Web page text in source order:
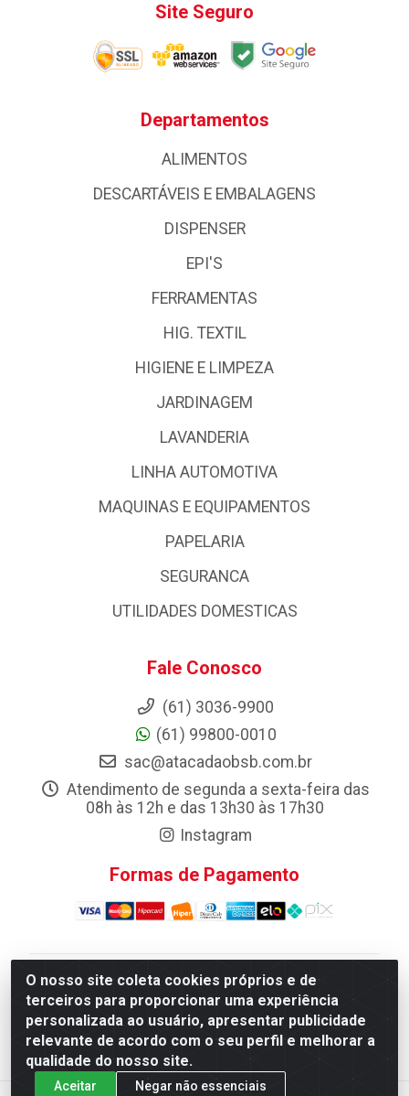
O nosso site coleta cookies próprios e de
terceiros para proporcionar uma experiência
personalizada ao usuário, apresentar publicidade
relevante de acordo com o seu perfil e melhorar a
qualidade do nosso site.
Aceitar Negar não essenciais
Site Seguro
Departamentos
ALIMENTOS
DESCARTÁVEIS E EMBALAGENS
DISPENSER
EPI'S
FERRAMENTAS
HIG. TEXTIL
HIGIENE E LIMPEZA
JARDINAGEM
LAVANDERIA
LINHA AUTOMOTIVA
MAQUINAS E EQUIPAMENTOS
PAPELARIA
SEGURANCA
UTILIDADES DOMESTICAS
Fale Conosco
(61) 3036-9900
(61) 99800-0010
sac@atacadaobsb.com.br
Atendimento de segunda a sexta-feira das
08h às 12h e das 13h30 às 17h30
Instagram
Formas de Pagamento
Atacadao da Limpeza F. Pereira Queiroz Comercio e
Distribuicao LTDA - Quadra Qi 10 Lotes 39 e, 41 - Setor
Industrial (Taguatinga), Brasília/DF - CEP 72.135-100 -
CNPJ 13.184.675/0001-80